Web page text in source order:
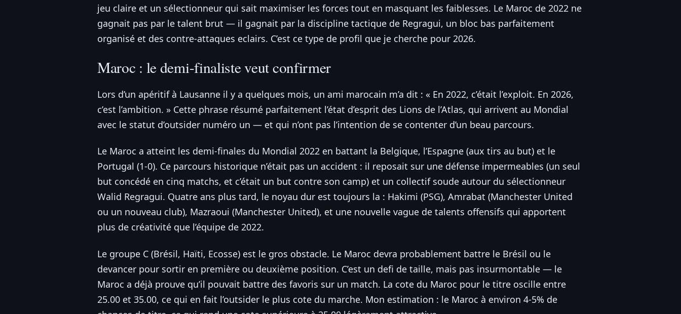
jeu claire et un sélectionneur qui sait maximiser les forces tout en masquant les faiblesses. Le Maroc de 2022 ne
gagnait pas par le talent brut — il gagnait par la discipline tactique de Regragui, un bloc bas parfaitement
organisé et des contre-attaques eclairs. C’est ce type de profil que je cherche pour 2026.
Maroc : le demi-finaliste veut confirmer
Lors d’un apéritif à Lausanne il y a quelques mois, un ami marocain m’a dit : « En 2022, c’était l’exploit. En 2026,
c’est l’ambition. » Cette phrase résumé parfaitement l’état d’esprit des Lions de l’Atlas, qui arrivent au Mondial
avec le statut d’outsider numéro un — et qui n’ont pas l’intention de se contenter d’un beau parcours.
Le Maroc a atteint les demi-finales du Mondial 2022 en battant la Belgique, l’Espagne (aux tirs au but) et le
Portugal (1-0). Ce parcours historique n’était pas un accident : il reposait sur une défense impermeables (un seul
but concédé en cinq matchs, et c’était un but contre son camp) et un collectif soude autour du sélectionneur
Walid Regragui. Quatre ans plus tard, le noyau dur est toujours la : Hakimi (PSG), Amrabat (Manchester United
ou un nouveau club), Mazraoui (Manchester United), et une nouvelle vague de talents offensifs qui apportent
plus de créativité que l’équipe de 2022.
Le groupe C (Brésil, Haïti, Ecosse) est le gros obstacle. Le Maroc devra probablement battre le Brésil ou le
devancer pour sortir en première ou deuxième position. C’est un defi de taille, mais pas insurmontable — le
Maroc a déjà prouve qu’il pouvait battre des favoris sur un match. La cote du Maroc pour le titre oscille entre
25.00 et 35.00, ce qui en fait l’outsider le plus cote du marche. Mon estimation : le Maroc à environ 4-5% de